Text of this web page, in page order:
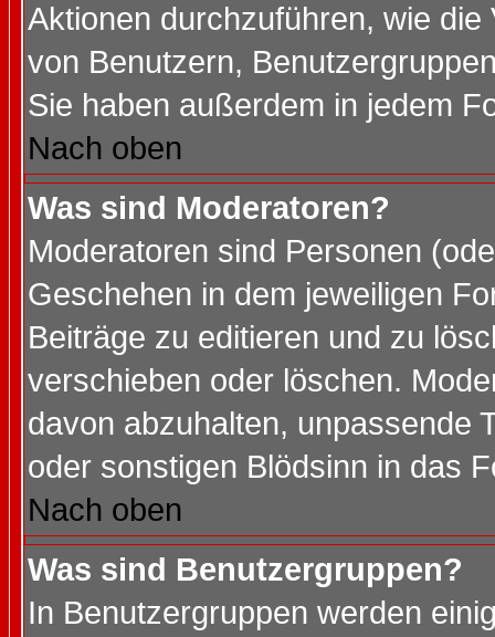
Aktionen durchzuführen, wie
von Benutzern,
Sie haben außerdem in jedem
Nach oben
Was sind Moderatoren?
Moderatoren sind Personen
Geschehen in dem jeweiligen
Beiträge zu editieren und zu
verschieben oder löschen.
davon abzuhalten, unpassende
oder sonstigen Blödsinn in das
Nach oben
Was sind Benutzergruppen?
In Benutzergruppen werden